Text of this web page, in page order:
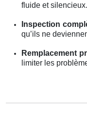
fluide et silencieux.
Inspection
qu’ils ne
Remplacement
limiter les